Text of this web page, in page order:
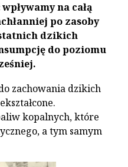
na całą
po zasoby
dzikich
do poziomu
zachowania dzikich
kopalnych, które
a tym samym